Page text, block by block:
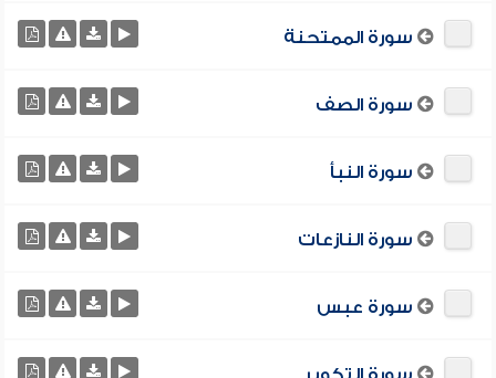
سورة الممتحنة
سورة الصف
سورة النبأ
سورة النازعات
سورة عبس